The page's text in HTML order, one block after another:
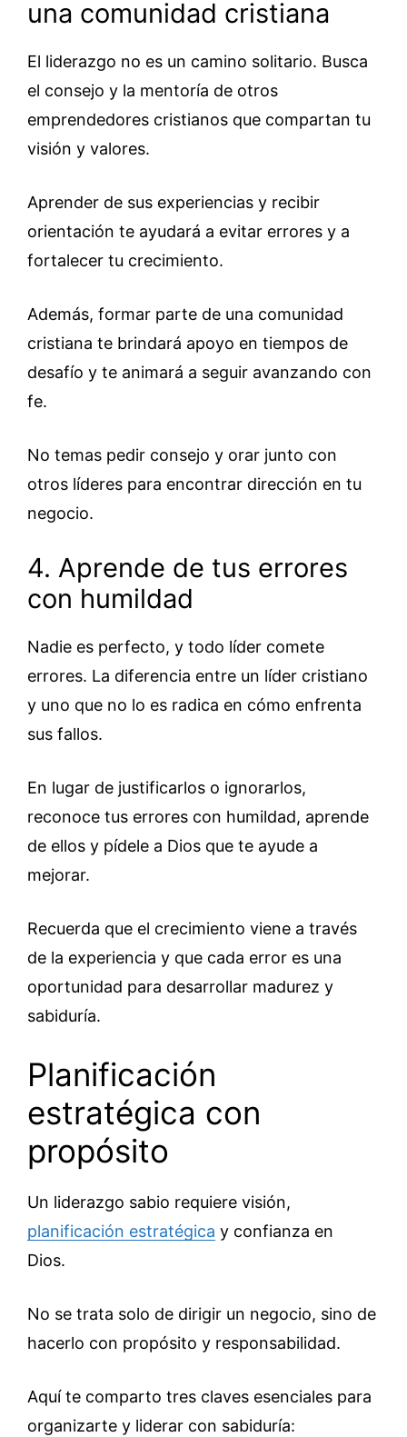
una comunidad cristiana
El liderazgo no es un camino solitario. Busca
el consejo y la mentoría de otros
emprendedores cristianos que compartan tu
visión y valores.
Aprender de sus experiencias y recibir
orientación te ayudará a evitar errores y a
fortalecer tu crecimiento.
Además, formar parte de una comunidad
cristiana te brindará apoyo en tiempos de
desafío y te animará a seguir avanzando con
fe.
No temas pedir consejo y orar junto con
otros líderes para encontrar dirección en tu
negocio.
4. Aprende de tus errores
con humildad
Nadie es perfecto, y todo líder comete
errores. La diferencia entre un líder cristiano
y uno que no lo es radica en cómo enfrenta
sus fallos.
En lugar de justificarlos o ignorarlos,
reconoce tus errores con humildad, aprende
de ellos y pídele a Dios que te ayude a
mejorar.
Recuerda que el crecimiento viene a través
de la experiencia y que cada error es una
oportunidad para desarrollar madurez y
sabiduría.
Planificación
estratégica con
propósito
Un liderazgo sabio requiere visión,
planificación estratégica y confianza en
Dios.
No se trata solo de dirigir un negocio, sino de
hacerlo con propósito y responsabilidad.
Aquí te comparto tres claves esenciales para
organizarte y liderar con sabiduría: